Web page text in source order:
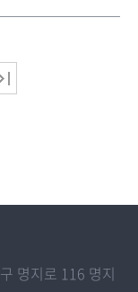
명지로 116 명지